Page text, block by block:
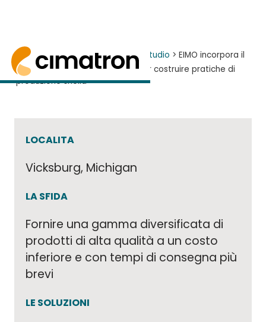
Home> Centro risorse >Casi di studio > EIMO incorpora il
software CAD/CAM Cimatron per costruire pratiche di
produzione snella
EIMO incorpora il software
LOCALITA
Vicksburg, Michigan
LA SFIDA
Fornire una gamma diversificata di
prodotti di alta qualità a un costo
inferiore e con tempi di consegna più
brevi
LE SOLUZIONI